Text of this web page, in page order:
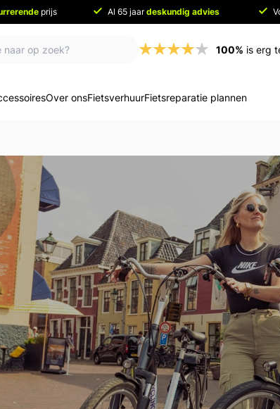
prijs Al 65 jaardeskundig advies
100% is erg
Over onsFietsverhuurFietsreparatie plannen